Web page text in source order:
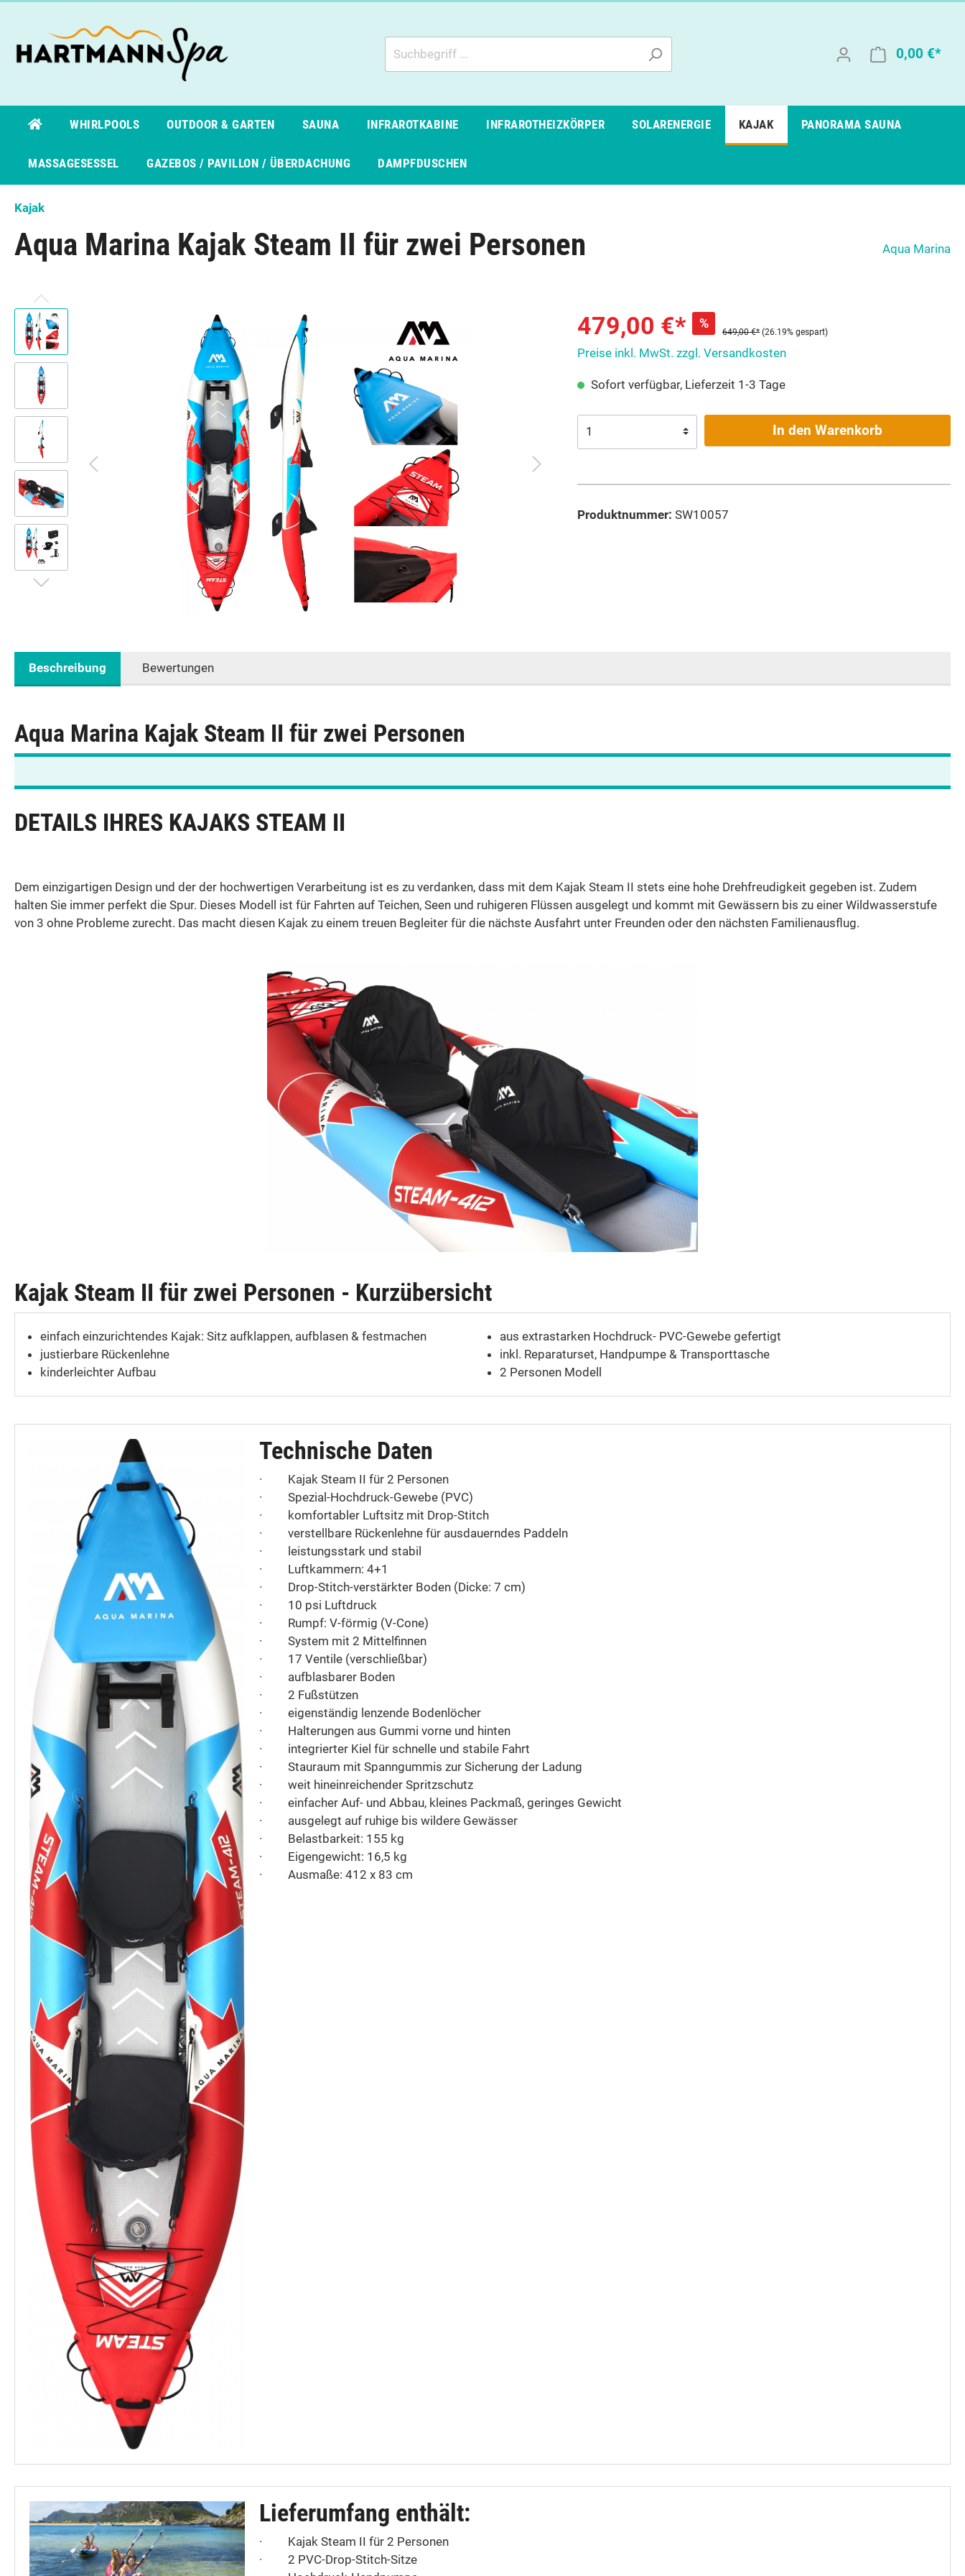
0,00 €*
WHIRLPOOLS OUTDOOR & GARTEN SAUNA INFRAROTKABINE INFRAROTHEIZKÖRPER SOLARENERGIE KAJAK PANORAMA SAUNA
MASSAGESESSEL GAZEBOS / PAVILLON / ÜBERDACHUNG DAMPFDUSCHEN
Zur Kategorie Whirlpools
MSpa Whirlpools
Indoor Whirlpools &
Badewannen
Zur Kategorie Sauna
Infrarotsauna
Kajak
Aqua Marina Kajak Steam II für zwei Personen Aqua Marina
479,00 €* %
649,00 €* (26.19% gespart)
Preise inkl. MwSt. zzgl. Versandkosten
Sofort verfügbar, Lieferzeit 1-3 Tage
In den Warenkorb
Produktnummer: SW10057
Beschreibung Bewertungen
Aqua Marina Kajak Steam II für zwei Personen
DETAILS IHRES KAJAKS STEAM II
Dem einzigartigen Design und der der hochwertigen Verarbeitung ist es zu verdanken, dass mit dem Kajak Steam II stets eine hohe Drehfreudigkeit gegeben ist. Zudem
halten Sie immer perfekt die Spur. Dieses Modell ist für Fahrten auf Teichen, Seen und ruhigeren Flüssen ausgelegt und kommt mit Gewässern bis zu einer Wildwasserstufe
von 3 ohne Probleme zurecht. Das macht diesen Kajak zu einem treuen Begleiter für die nächste Ausfahrt unter Freunden oder den nächsten Familienausflug.
Kajak Steam II für zwei Personen - Kurzübersicht
einfach einzurichtendes Kajak: Sitz aufklappen, aufblasen & festmachen
justierbare Rückenlehne
kinderleichter Aufbau
aus extrastarken Hochdruck- PVC-Gewebe gefertigt
inkl. Reparaturset, Handpumpe & Transporttasche
2 Personen Modell
Technische Daten
· Kajak Steam II für 2 Personen
· Spezial-Hochdruck-Gewebe (PVC)
· komfortabler Luftsitz mit Drop-Stitch
· verstellbare Rückenlehne für ausdauerndes Paddeln
· leistungsstark und stabil
· Luftkammern: 4+1
· Drop-Stitch-verstärkter Boden (Dicke: 7 cm)
· 10 psi Luftdruck
· Rumpf: V-förmig (V-Cone)
· System mit 2 Mittelfinnen
· 17 Ventile (verschließbar)
· aufblasbarer Boden
· 2 Fußstützen
· eigenständig lenzende Bodenlöcher
· Halterungen aus Gummi vorne und hinten
· integrierter Kiel für schnelle und stabile Fahrt
· Stauraum mit Spanngummis zur Sicherung der Ladung
· weit hineinreichender Spritzschutz
· einfacher Auf- und Abbau, kleines Packmaß, geringes Gewicht
· ausgelegt auf ruhige bis wildere Gewässer
· Belastbarkeit: 155 kg
· Eigengewicht: 16,5 kg
· Ausmaße: 412 x 83 cm
Lieferumfang enthält:
· Kajak Steam II für 2 Personen
· 2 PVC-Drop-Stitch-Sitze